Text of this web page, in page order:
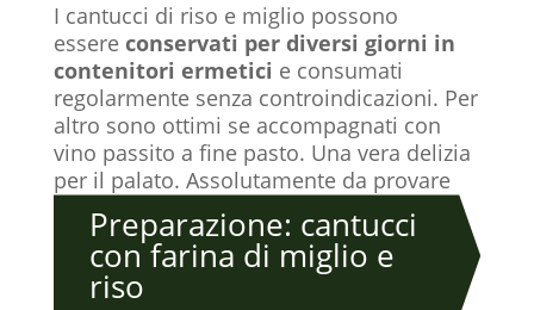
I cantucci di riso e miglio possono
essereconservati per diversi giorni in
contenitori ermetici e consumati
regolarmente senza controindicazioni. Per
altro sono ottimi se accompagnati con
vino passito a fine pasto. Una vera delizia
per il palato. Assolutamente da provare
Preparazione: cantucci
con farina di miglio e
riso